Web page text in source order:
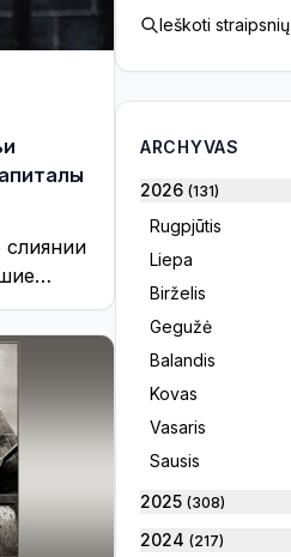
и
Ieškoti straipsnių
ARCHYVAS
2026 (131)
Rugpjūtis
Liepa
Birželis
Gegužė
Balandis
Kovas
Vasaris
Sausis
2025 (308)
2024 (217)